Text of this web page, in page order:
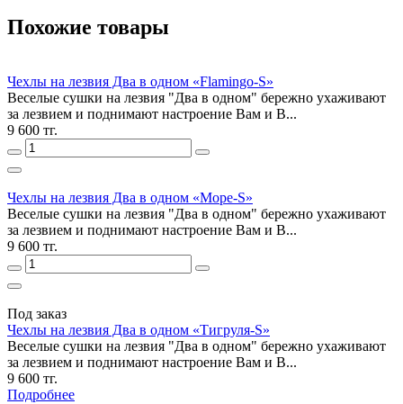
Похожие товары
Чехлы на лезвия Два в одном «Flamingo-S»
Веселые сушки на лезвия "Два в одном" бережно ухаживают
за лезвием и поднимают настроение Вам и В...
9 600 тг.
Чехлы на лезвия Два в одном «Море-S»
Веселые сушки на лезвия "Два в одном" бережно ухаживают
за лезвием и поднимают настроение Вам и В...
9 600 тг.
Под заказ
Чехлы на лезвия Два в одном «Тигруля-S»
Веселые сушки на лезвия "Два в одном" бережно ухаживают
за лезвием и поднимают настроение Вам и В...
9 600 тг.
Подробнее